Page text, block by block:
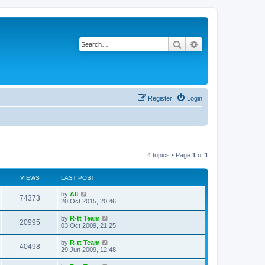
Search
Login
Register
4 topics • Page 1 of 1
VIEWS LAST POST
74373V
i
w
s
L
a
t
p
o
s
t
by Alt
20 Oct 2015, 20:46
20995V
i
L
a
t
p
o
s
by R-tt Team
03 Oct 2009, 21:25
40498V
i
L
a
t
by R-tt Team
29 Jun 2009, 12:48